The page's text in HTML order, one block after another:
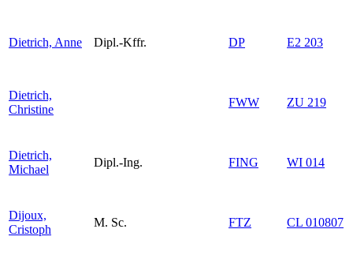
Dietrich, Anne Dipl.-Kffr. DP E2 203
Dietrich,
Christine
FWW ZU 219
Dietrich,
Michael
Dipl.-Ing. FING WI 014
Dijoux,
Cristoph
M. Sc. FTZ CL 010807